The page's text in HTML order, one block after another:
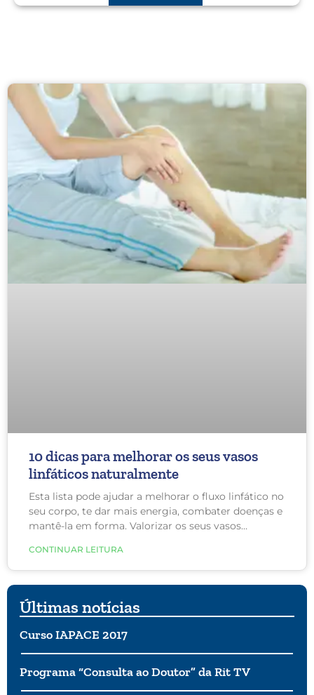
10 dicas para melhorar os seus vasos
linfáticos naturalmente
Esta lista pode ajudar a melhorar o fluxo linfático no
seu corpo, te dar mais energia, combater doenças e
mantê-la em forma. Valorizar os seus vasos
principalmente se você tem Lipedema.
CONTINUAR LEITURA
Últimas notícias
Curso IAPACE 2017
Programa “Consulta ao Doutor” da Rit TV